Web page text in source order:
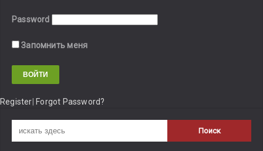
Password
Запомнить меня
Register Forgot Password?